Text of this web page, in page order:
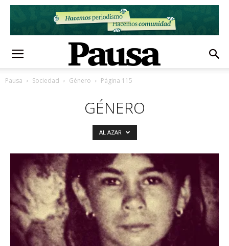
Pausa Sociedad Género Página 115
GÉNERO
AL AZAR